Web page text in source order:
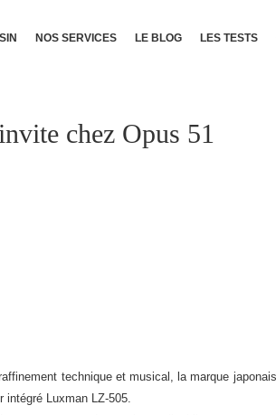
NOS SERVICES LE BLOG LES TESTS
chez Opus 51
technique et musical, la marque
intégré Luxman LZ-505.